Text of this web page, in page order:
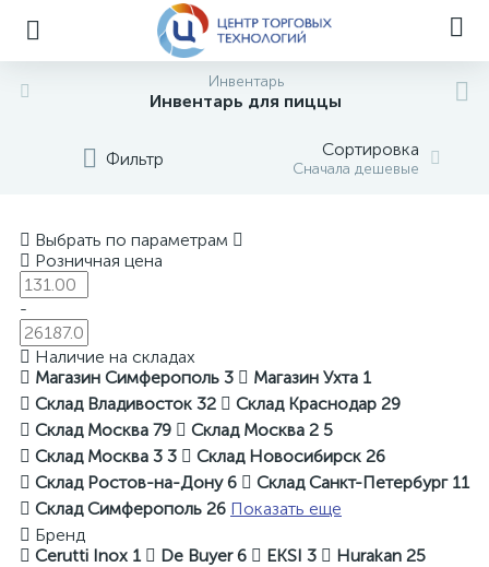
Инвентарь
Инвентарь для пиццы
Фильтр Сортировка
Сначала дешевые
Выбрать по параметрам
Розничная цена
-
Наличие на складах
Магазин Симферополь 3 Магазин Ухта 1
Склад Владивосток 32 Склад Краснодар 29
Склад Москва 79 Склад Москва 2 5
Склад Москва 3 3 Склад Новосибирск 26
Склад Ростов-на-Дону6 Склад Санкт-Петербург 11
Склад Симферополь 26 Показать еще
Бренд
Cerutti Inox 1 De Buyer6 EKSI 3 Hurakan 25